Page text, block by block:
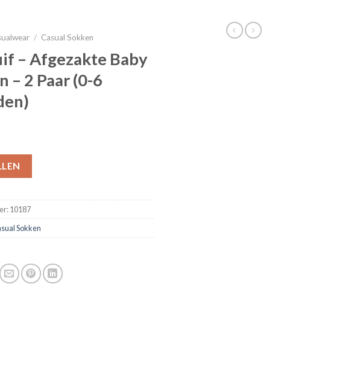
/ Casual Sokken
– Afgezakte Baby
– 2 Paar (0-6
10187
Sokken